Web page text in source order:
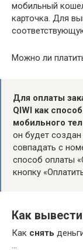
мобильный
карточка. Для
Можно ли
Для оплаты
QIWI как
мобильного
он будет
совпадать с
способ оплаты
кнопку
Как
Как снять
…